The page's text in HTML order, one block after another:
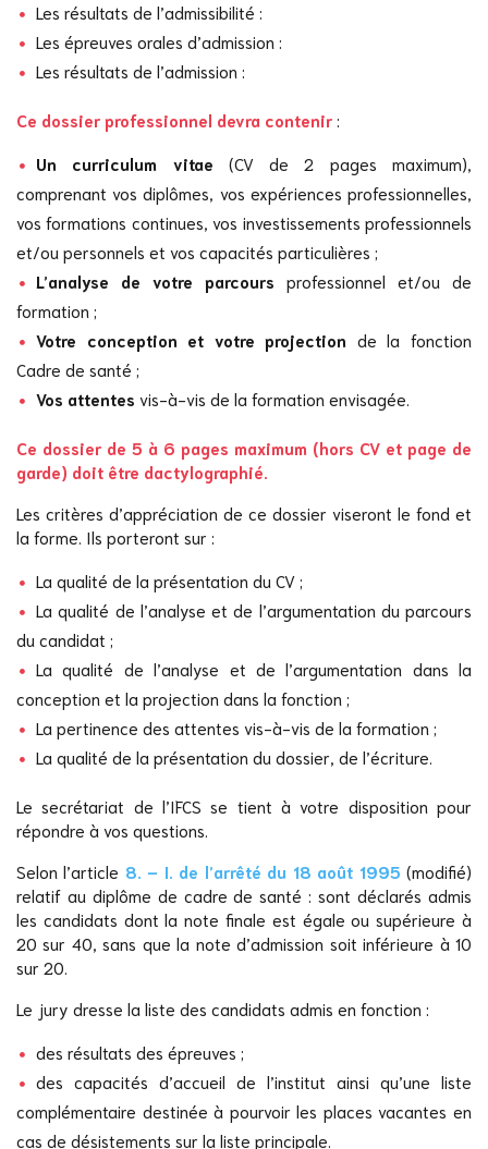
Les résultats de l’admissibilité :
Les épreuves orales d’admission :
Les résultats de l’admission :
Ce dossier professionnel devra contenir :
Un curriculum vitae (CV de 2 pages maximum),
comprenant vos diplômes, vos expériences professionnelles,
vos formations continues, vos investissements professionnels
et/ou personnels et vos capacités particulières ;
L’analyse de votre parcours professionnel et/ou de
formation ;
Votre conception et votre projection de la fonction
Cadre de santé ;
Vos attentes vis-à-vis de la formation envisagée.
Ce dossier de 5 à 6 pages maximum (hors CV et page de
garde) doit être dactylographié.
Les critères d’appréciation de ce dossier viseront le fond et
la forme. Ils porteront sur :
La qualité de la présentation du CV ;
La qualité de l’analyse et de l’argumentation du parcours
du candidat ;
La qualité de l’analyse et de l’argumentation dans la
conception et la projection dans la fonction ;
La pertinence des attentes vis-à-vis de la formation ;
La qualité de la présentation du dossier, de l’écriture.
Le secrétariat de l’IFCS se tient à votre disposition pour
répondre à vos questions.
Selon l’article 8. – I. de l’arrêté du 18 août 1995 (modifié)
relatif au diplôme de cadre de santé : sont déclarés admis
les candidats dont la note finale est égale ou supérieure à
20 sur 40, sans que la note d’admission soit inférieure à 10
sur 20.
Le jury dresse la liste des candidats admis en fonction :
des résultats des épreuves ;
des capacités d’accueil de l’institut ainsi qu’une liste
complémentaire destinée à pourvoir les places vacantes en
cas de désistements sur la liste principale.